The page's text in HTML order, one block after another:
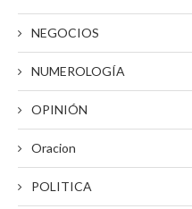
NEGOCIOS
NUMEROLOGÍA
OPINIÓN
Oracion
POLITICA